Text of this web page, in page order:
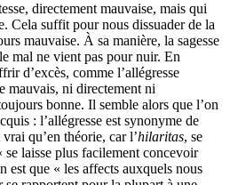
directement mauvaise, mais qui
Cela suffit pour nous dissuader de la
mauvaise. À sa manière, la sagesse
mal ne vient pas pour nuir. En
d’excès, comme l’allégresse
mauvais, ni directement ni
bonne. Il semble alors que l’on
: l’allégresse est synonyme de
qu’en théorie, car l’hilaritas, se
se laisse plus facilement concevoir
est que « les affects auxquels nous